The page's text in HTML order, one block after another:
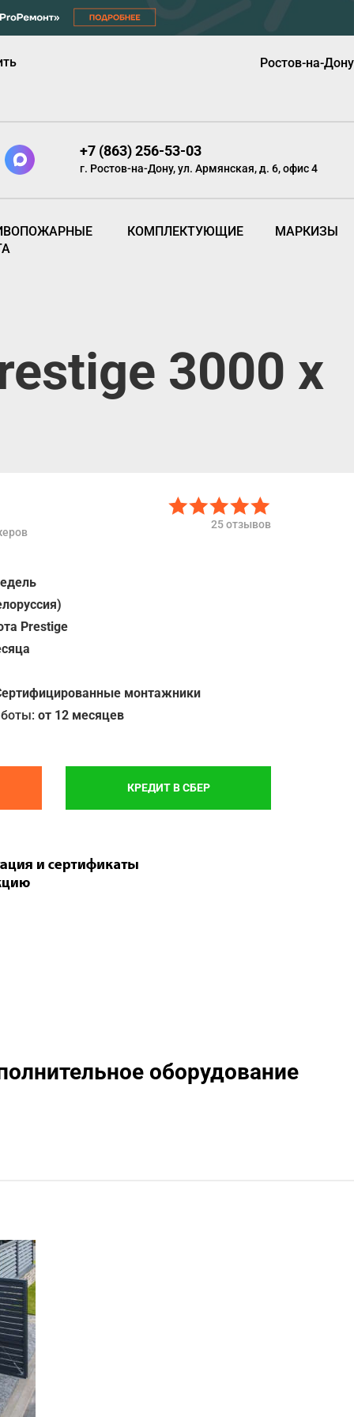
Ростов-на-Дону
+7 (863) 256-53-03
г. Ростов-на-Дону, ул. Армянская, д. 6, офис 4
КОМПЛЕКТУЮЩИЕ МАРКИЗЫ
3000 х
Prestige
монтажники
от 12 месяцев
КРЕДИТ В СБЕР
25 отзывов
оборудование